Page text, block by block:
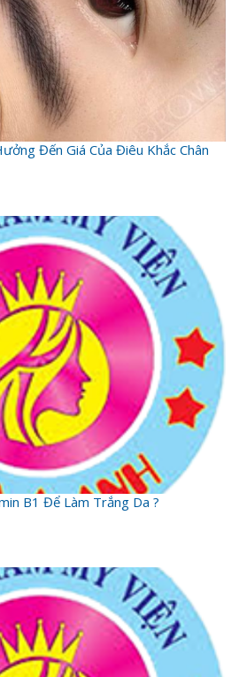
Đến Giá Của Điêu Khắc Chân
B1 Để Làm Trắng Da ?